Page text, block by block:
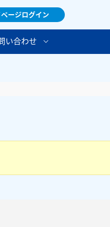
ージログイン
い合わせ